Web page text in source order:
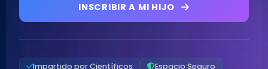
INSCRIBIR A MI HIJO
Impartido por Científicos
Espacio Seguro